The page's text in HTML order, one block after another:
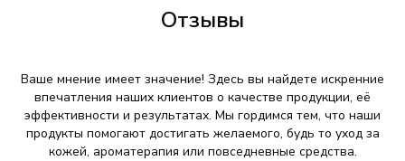
Отзывы
Ваше мнение имеет значение! Здесь вы найдете искренние
впечатления наших клиентов о качестве продукции, её
эффективности и результатах. Мы гордимся тем, что наши
продукты помогают достигать желаемого, будь то уход за
кожей, ароматерапия или повседневные средства.